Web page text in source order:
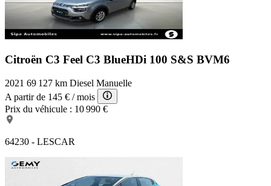
Citroën C3 Feel C3 BlueHDi 100 S&S BVM6
2021 69 127 km Diesel Manuelle
A partir de 145 € / mois
Prix du véhicule : 10 990 €
64230 - LESCAR